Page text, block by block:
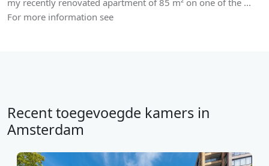
my recently renovated apartment of 85 m² on one of the ...
For more information see
Recent toegevoegde kamers in
Amsterdam